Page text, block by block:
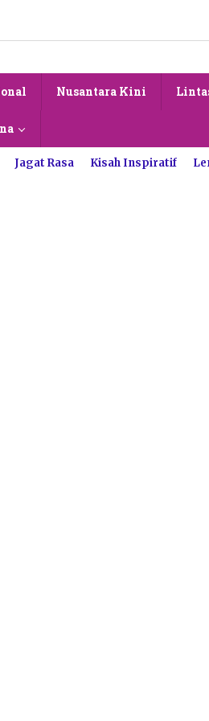
Nusantara Kini
Jagat Rasa Kisah Inspiratif